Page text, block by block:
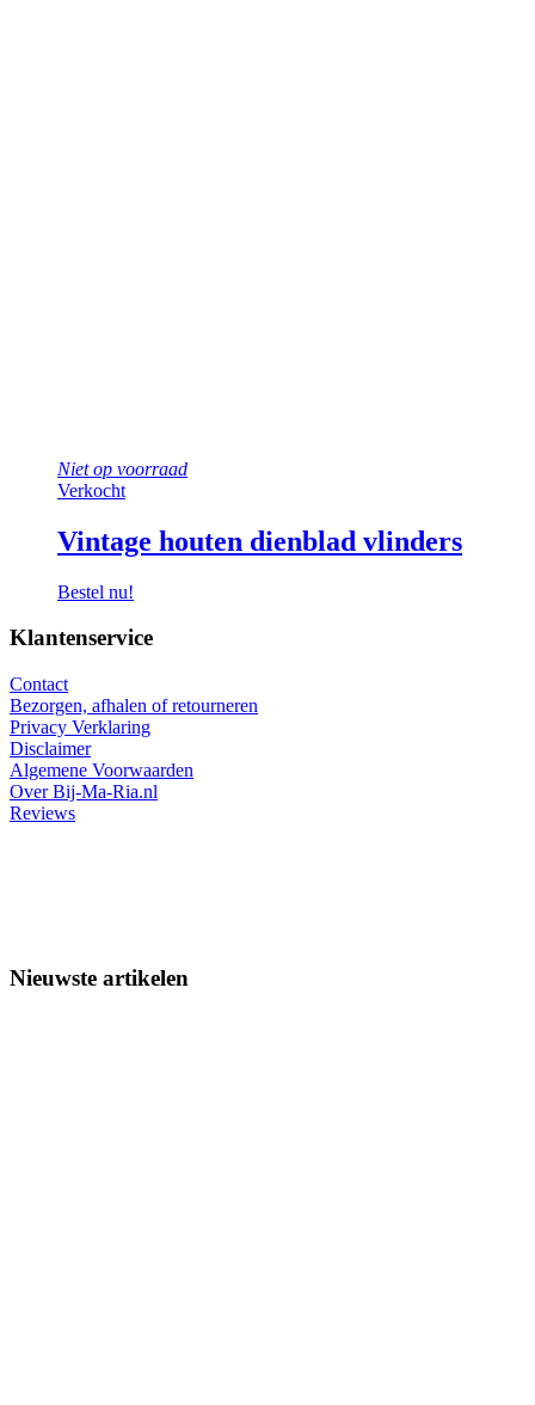
Niet op voorraad
Verkocht
Vintage houten dienblad vlinders
Bestel nu!
Klantenservice
Contact
Bezorgen, afhalen of retourneren
Privacy Verklaring
Disclaimer
Algemene Voorwaarden
Over Bij-Ma-Ria.nl
Reviews
Nieuwste artikelen